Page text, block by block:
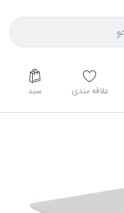
علاقه مندی سبد